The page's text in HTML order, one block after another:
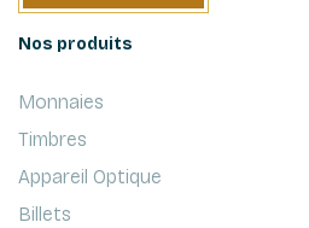
Nos produits
Monnaies
Timbres
Appareil Optique
Billets